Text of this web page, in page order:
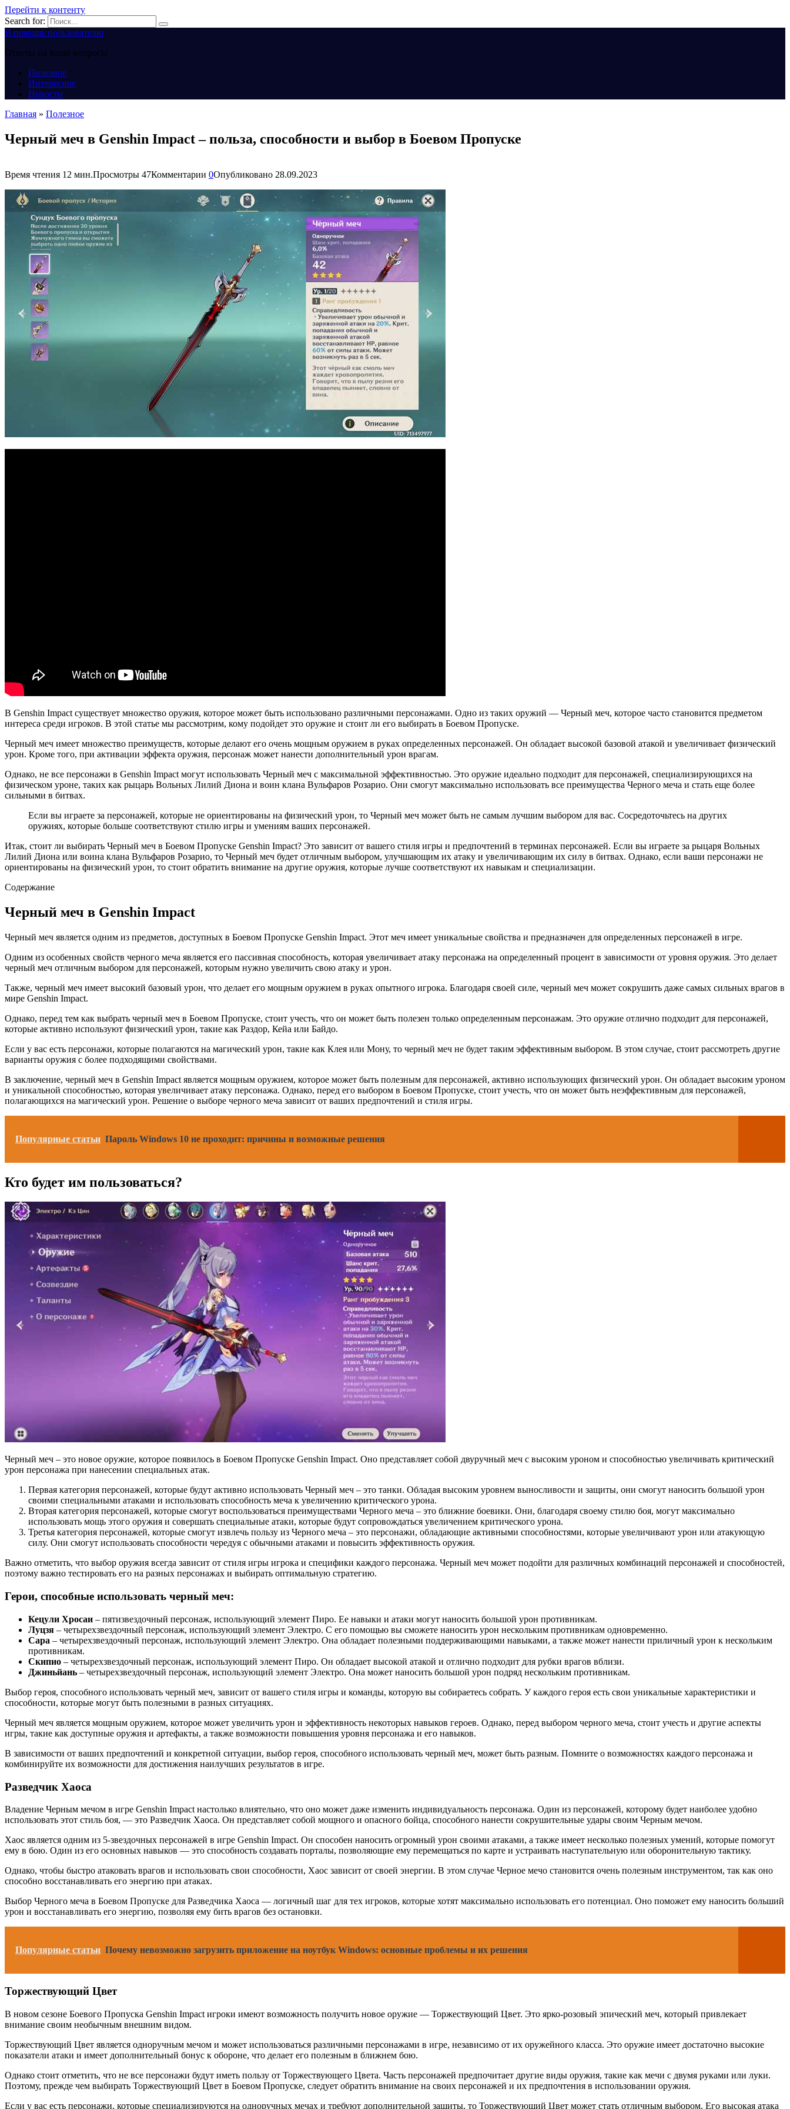
Перейти к контенту
Search for:
В помощь пользователю
Ответы на ваши вопросы
Полезное
Интересное
Новости
Главная » Полезное
Черный меч в Genshin Impact – польза, способности и выбор в Боевом Пропуске
Время чтения 12 мин.Просмотры 47Комментарии 0Опубликовано 28.09.2023
В Genshin Impact существует множество оружия, которое может быть использовано различными персонажами. Одно из таких оружий — Черный меч, которое часто становится предметом
интереса среди игроков. В этой статье мы рассмотрим, кому подойдет это оружие и стоит ли его выбирать в Боевом Пропуске.
Черный меч имеет множество преимуществ, которые делают его очень мощным оружием в руках определенных персонажей. Он обладает высокой базовой атакой и увеличивает физический
урон. Кроме того, при активации эффекта оружия, персонаж может нанести дополнительный урон врагам.
Однако, не все персонажи в Genshin Impact могут использовать Черный меч с максимальной эффективностью. Это оружие идеально подходит для персонажей, специализирующихся на
физическом уроне, таких как рыцарь Вольных Лилий Диона и воин клана Вульфаров Розарио. Они смогут максимально использовать все преимущества Черного меча и стать еще более
сильными в битвах.
Если вы играете за персонажей, которые не ориентированы на физический урон, то Черный меч может быть не самым лучшим выбором для вас. Сосредоточьтесь на других
оружиях, которые больше соответствуют стилю игры и умениям ваших персонажей.
Итак, стоит ли выбирать Черный меч в Боевом Пропуске Genshin Impact? Это зависит от вашего стиля игры и предпочтений в терминах персонажей. Если вы играете за рыцаря Вольных
Лилий Диона или воина клана Вульфаров Розарио, то Черный меч будет отличным выбором, улучшающим их атаку и увеличивающим их силу в битвах. Однако, если ваши персонажи не
ориентированы на физический урон, то стоит обратить внимание на другие оружия, которые лучше соответствуют их навыкам и специализации.
Содержание
Черный меч в Genshin Impact
Черный меч является одним из предметов, доступных в Боевом Пропуске Genshin Impact. Этот меч имеет уникальные свойства и предназначен для определенных персонажей в игре.
Одним из особенных свойств черного меча является его пассивная способность, которая увеличивает атаку персонажа на определенный процент в зависимости от уровня оружия. Это делает
черный меч отличным выбором для персонажей, которым нужно увеличить свою атаку и урон.
Также, черный меч имеет высокий базовый урон, что делает его мощным оружием в руках опытного игрока. Благодаря своей силе, черный меч может сокрушить даже самых сильных врагов в
мире Genshin Impact.
Однако, перед тем как выбрать черный меч в Боевом Пропуске, стоит учесть, что он может быть полезен только определенным персонажам. Это оружие отлично подходит для персонажей,
которые активно используют физический урон, такие как Раздор, Кейа или Байдо.
Если у вас есть персонажи, которые полагаются на магический урон, такие как Клея или Мону, то черный меч не будет таким эффективным выбором. В этом случае, стоит рассмотреть другие
варианты оружия с более подходящими свойствами.
В заключение, черный меч в Genshin Impact является мощным оружием, которое может быть полезным для персонажей, активно использующих физический урон. Он обладает высоким уроном
и уникальной способностью, которая увеличивает атаку персонажа. Однако, перед его выбором в Боевом Пропуске, стоит учесть, что он может быть неэффективным для персонажей,
полагающихся на магический урон. Решение о выборе черного меча зависит от ваших предпочтений и стиля игры.
Популярные статьи Пароль Windows 10 не проходит: причины и возможные решения
Кто будет им пользоваться?
Черный меч – это новое оружие, которое появилось в Боевом Пропуске Genshin Impact. Оно представляет собой двуручный меч с высоким уроном и способностью увеличивать критический
урон персонажа при нанесении специальных атак.
Первая категория персонажей, которые будут активно использовать Черный меч – это танки. Обладая высоким уровнем выносливости и защиты, они смогут наносить большой урон
своими специальными атаками и использовать способность меча к увеличению критического урона.
Вторая категория персонажей, которые смогут воспользоваться преимуществами Черного меча – это ближние боевики. Они, благодаря своему стилю боя, могут максимально
использовать мощь этого оружия и совершать специальные атаки, которые будут сопровождаться увеличением критического урона.
Третья категория персонажей, которые смогут извлечь пользу из Черного меча – это персонажи, обладающие активными способностями, которые увеличивают урон или атакующую
силу. Они смогут использовать способности чередуя с обычными атаками и повысить эффективность оружия.
Важно отметить, что выбор оружия всегда зависит от стиля игры игрока и специфики каждого персонажа. Черный меч может подойти для различных комбинаций персонажей и способностей,
поэтому важно тестировать его на разных персонажах и выбирать оптимальную стратегию.
Герои, способные использовать черный меч:
Кецули Хросаи – пятизвездочный персонаж, использующий элемент Пиро. Ее навыки и атаки могут наносить большой урон противникам.
Луцзя – четырехзвездочный персонаж, использующий элемент Электро. С его помощью вы сможете наносить урон нескольким противникам одновременно.
Сара – четырехзвездочный персонаж, использующий элемент Электро. Она обладает полезными поддерживающими навыками, а также может нанести приличный урон к нескольким
противникам.
Скипио – четырехзвездочный персонаж, использующий элемент Пиро. Он обладает высокой атакой и отлично подходит для рубки врагов вблизи.
Джиньйань – четырехзвездочный персонаж, использующий элемент Электро. Она может наносить большой урон подряд нескольким противникам.
Выбор героя, способного использовать черный меч, зависит от вашего стиля игры и команды, которую вы собираетесь собрать. У каждого героя есть свои уникальные характеристики и
способности, которые могут быть полезными в разных ситуациях.
Черный меч является мощным оружием, которое может увеличить урон и эффективность некоторых навыков героев. Однако, перед выбором черного меча, стоит учесть и другие аспекты
игры, такие как доступные оружия и артефакты, а также возможности повышения уровня персонажа и его навыков.
В зависимости от ваших предпочтений и конкретной ситуации, выбор героя, способного использовать черный меч, может быть разным. Помните о возможностях каждого персонажа и
комбинируйте их возможности для достижения наилучших результатов в игре.
Разведчик Хаоса
Владение Черным мечом в игре Genshin Impact настолько влиятельно, что оно может даже изменить индивидуальность персонажа. Один из персонажей, которому будет наиболее удобно
использовать этот стиль боя, — это Разведчик Хаоса. Он представляет собой мощного и опасного бойца, способного нанести сокрушительные удары своим Черным мечом.
Хаос является одним из 5-звездочных персонажей в игре Genshin Impact. Он способен наносить огромный урон своими атаками, а также имеет несколько полезных умений, которые помогут
ему в бою. Один из его основных навыков — это способность создавать порталы, позволяющие ему перемещаться по карте и устраивать наступательную или оборонительную тактику.
Однако, чтобы быстро атаковать врагов и использовать свои способности, Хаос зависит от своей энергии. В этом случае Черное мечо становится очень полезным инструментом, так как оно
способно восстанавливать его энергию при атаках.
Выбор Черного меча в Боевом Пропуске для Разведчика Хаоса — логичный шаг для тех игроков, которые хотят максимально использовать его потенциал. Оно поможет ему наносить больший
урон и восстанавливать его энергию, позволяя ему бить врагов без остановки.
Популярные статьи Почему невозможно загрузить приложение на ноутбук Windows: основные проблемы и их решения
Торжествующий Цвет
В новом сезоне Боевого Пропуска Genshin Impact игроки имеют возможность получить новое оружие — Торжествующий Цвет. Это ярко-розовый эпический меч, который привлекает
внимание своим необычным внешним видом.
Торжествующий Цвет является одноручным мечом и может использоваться различными персонажами в игре, независимо от их оружейного класса. Это оружие имеет достаточно высокие
показатели атаки и имеет дополнительный бонус к обороне, что делает его полезным в ближнем бою.
Однако стоит отметить, что не все персонажи будут иметь пользу от Торжествующего Цвета. Часть персонажей предпочитает другие виды оружия, такие как мечи с двумя руками или луки.
Поэтому, прежде чем выбирать Торжествующий Цвет в Боевом Пропуске, следует обратить внимание на своих персонажей и их предпочтения в использовании оружия.
Если у вас есть персонажи, которые специализируются на одноручных мечах и требуют дополнительной защиты, то Торжествующий Цвет может стать отличным выбором. Его высокая атака